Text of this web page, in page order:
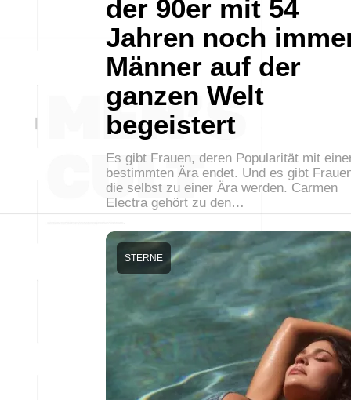
der 90er mit 54
Jahren noch
Männer auf der
ganzen Welt
begeistert
Es gibt Frauen, deren Popularität mit
bestimmten Ära endet. Und es gibt
die selbst zu einer Ära werden. Carmen
Electra gehört zu den…
STERNE